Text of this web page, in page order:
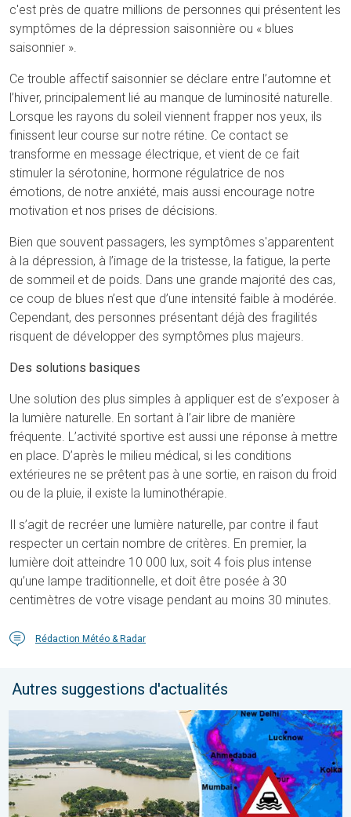
c'est près de quatre millions de personnes qui présentent les
symptômes de la dépression saisonnière ou « blues
saisonnier ».
Ce trouble affectif saisonnier se déclare entre l’automne et
l’hiver, principalement lié au manque de luminosité naturelle.
Lorsque les rayons du soleil viennent frapper nos yeux, ils
finissent leur course sur notre rétine. Ce contact se
transforme en message électrique, et vient de ce fait
stimuler la sérotonine, hormone régulatrice de nos
émotions, de notre anxiété, mais aussi encourage notre
motivation et nos prises de décisions.
Bien que souvent passagers, les symptômes s'apparentent
à la dépression, à l’image de la tristesse, la fatigue, la perte
de sommeil et de poids. Dans une grande majorité des cas,
ce coup de blues n’est que d’une intensité faible à modérée.
Cependant, des personnes présentant déjà des fragilités
risquent de développer des symptômes plus majeurs.
Des solutions basiques
Une solution des plus simples à appliquer est de s’exposer à
la lumière naturelle. En sortant à l’air libre de manière
fréquente. L’activité sportive est aussi une réponse à mettre
en place. D’après le milieu médical, si les conditions
extérieures ne se prêtent pas à une sortie, en raison du froid
ou de la pluie, il existe la luminothérapie.
Il s’agit de recréer une lumière naturelle, par contre il faut
respecter un certain nombre de critères. En premier, la
lumière doit atteindre 10 000 lux, soit 4 fois plus intense
qu’une lampe traditionnelle, et doit être posée à 30
centimètres de votre visage pendant au moins 30 minutes.
Rédaction Météo & Radar
Autres suggestions d'actualités
L'Asie en proie à de graves inondations. Mousson